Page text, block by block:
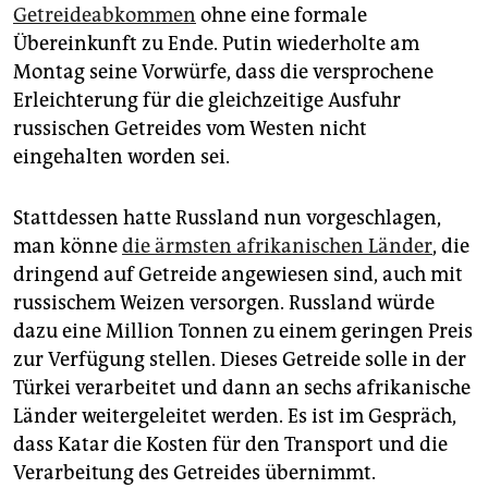
genossenschaft
epaper login
Getreideabkommen ohne eine formale
Übereinkunft zu Ende. Putin wiederholte am
Montag seine Vorwürfe, dass die versprochene
Erleichterung für die gleichzeitige Ausfuhr
russischen Getreides vom Westen nicht
eingehalten worden sei.
Stattdessen hatte Russland nun vorgeschlagen,
man könnedie ärmsten afrikanischen Länder, die
dringend auf Getreide angewiesen sind, auch mit
russischem Weizen versorgen. Russland würde
dazu eine Million Tonnen zu einem geringen Preis
zur Verfügung stellen. Dieses Getreide solle in der
Türkei verarbeitet und dann an sechs afrikanische
Länder weitergeleitet werden. Es ist im Gespräch,
dass Katar die Kosten für den Transport und die
Verarbeitung des Getreides übernimmt.